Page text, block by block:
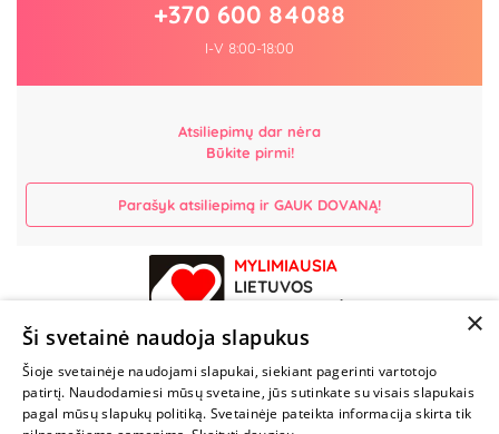
+370 600 84088
I-V 8:00-18:00
Atsiliepimų dar nėra
Būkite pirmi!
Parašyk atsiliepimą ir GAUK DOVANĄ!
MYLIMIAUSIA
LIETUVOS
PARDUOTUVĖ
NENUSTOK
ŽAISTI
×
Ši svetainė naudoja slapukus
Šioje svetainėje naudojami slapukai, siekiant pagerinti vartotojo
patirtį. Naudodamiesi mūsų svetaine, jūs sutinkate su visais slapukais
pagal mūsų slapukų politiką. Svetainėje pateikta informacija skirta tik